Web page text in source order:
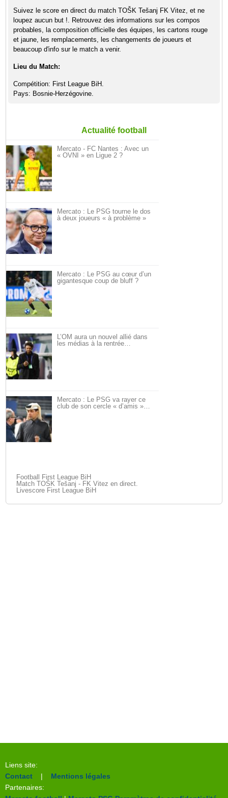
Suivez le score en direct du match TOŠK Tešanj FK Vitez, et ne
loupez aucun but !. Retrouvez des informations sur les compos
probables, la composition officielle des équipes, les cartons rouge
et jaune, les remplacements, les changements de joueurs et
beaucoup d'info sur le match a venir.
Lieu du Match:
Compétition: First League BiH.
Pays: Bosnie-Herzégovine.
Actualité football
Mercato - FC Nantes : Avec un
« OVNI » en Ligue 2 ?
Mercato : Le PSG tourne le dos
à deux joueurs « à problème »
Mercato : Le PSG au cœur d’un
gigantesque coup de bluff ?
L’OM aura un nouvel allié dans
les médias à la rentrée…
Mercato : Le PSG va rayer ce
club de son cercle « d’amis »…
Football First League BiH
Match TOŠK Tešanj - FK Vitez en direct.
Livescore First League BiH
Liens site:
Contact | Mentions légales
Partenaires: